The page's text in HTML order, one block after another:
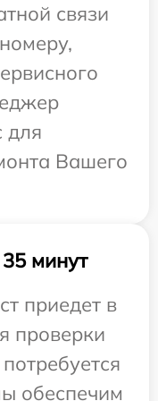
связи
для
Вашего
минут
приедет в
проверки
обеспечим